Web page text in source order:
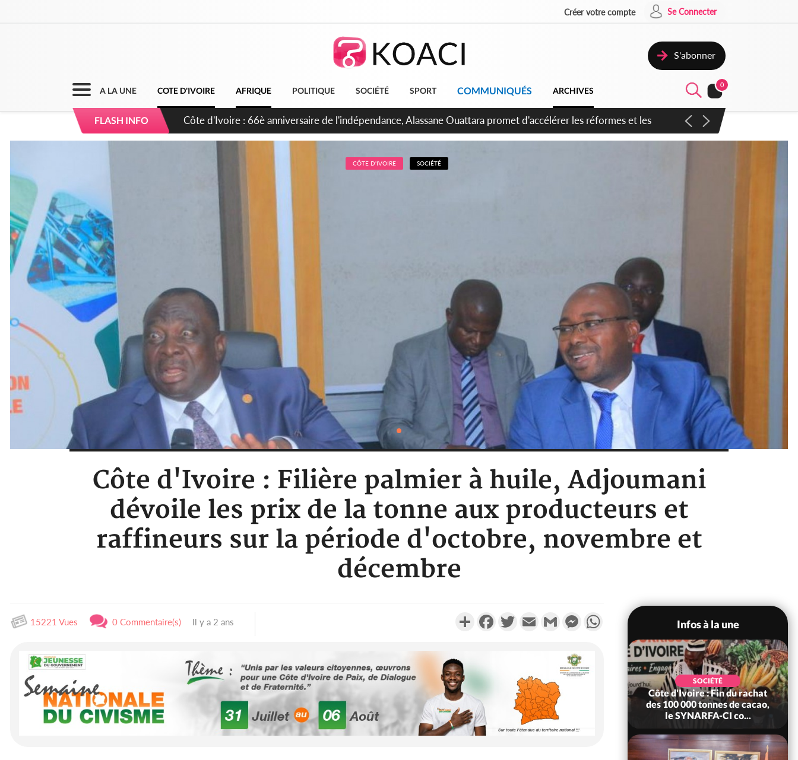
Créer votre compte Se Connecter
S'abonner
A LA UNE COTE D'IVOIRE AFRIQUE POLITIQUE SOCIÉTÉ SPORT COMMUNIQUÉS ARCHIVES
0
FLASH INFO
Côte d'Ivoire : À Abidjan, Amadou Oury Bah admire le modèle ivoirien et veut s'en inspirer pour accélérer le
développement de la Guinée
CÔTE D'IVOIRE SOCIÉTÉ
Côte d'Ivoire : Filière palmier à huile, Adjoumani
dévoile les prix de la tonne aux producteurs et
raffineurs sur la période d'octobre, novembre et
décembre
15221 Vues 0 Commentaire(s) Il y a 2 ans PartagerFacebookTwitterEmail Gmail MessengerWhatsApp
Infos à la une
POLITIQUE
Côte d'Ivoire : Fête nationale,
Alassane Ouattara accorde
la grâce à 4 661...
SOCIÉTÉ
Côte d'Ivoire : Fin du rachat
des 100 000 tonnes de cacao,
le SYNARFA-CI co...